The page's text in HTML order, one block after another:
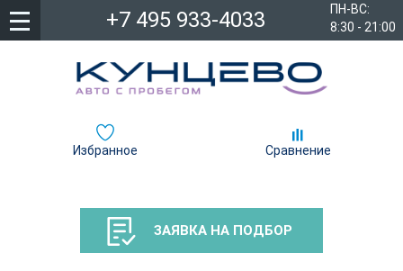
ПН-ВС:
8:30 - 21:00
+7 495 933-4033
Избранное Сравнение
ЗАЯВКА НА ПОДБОР